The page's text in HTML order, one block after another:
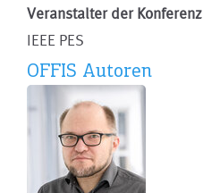
Veranstalter der Konferenz
IEEE PES
OFFIS Autoren